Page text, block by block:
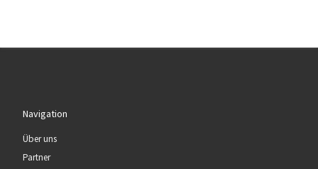
Navigation
Über uns
Partner